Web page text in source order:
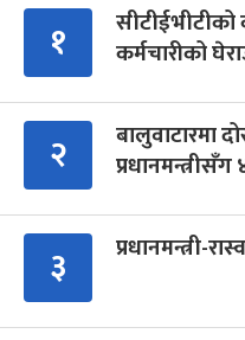
१
सीटीईभीटीको
कर्मचारीको
२
बालुवाटारमा
३ प्रधानमन्त्री-